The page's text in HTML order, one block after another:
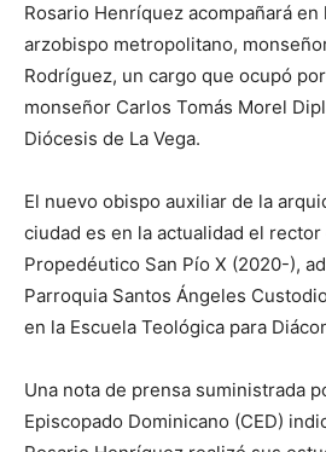
Rosario Henríquez acompañará en
arzobispo metropolitano,
Rodríguez, un cargo que ocupó
monseñor Carlos Tomás Morel
Diócesis de La Vega.
El nuevo obispo auxiliar de la
ciudad es en la actualidad el
Propedéutico San Pío X (2020-),
Parroquia Santos Ángeles
en la Escuela Teológica para
Una nota de prensa suministrada
Episcopado Dominicano (CED)